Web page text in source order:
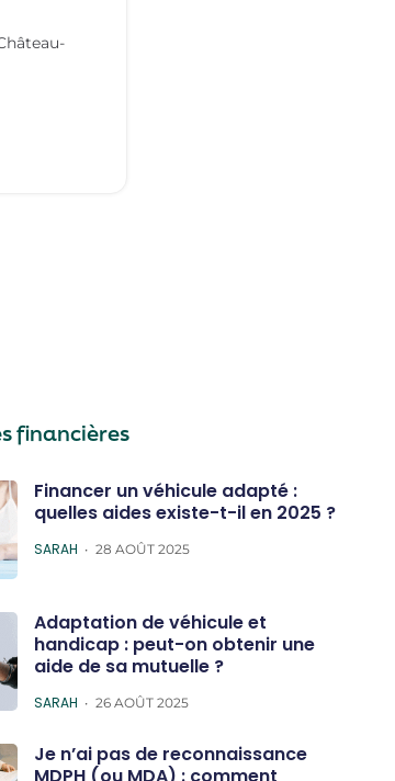
financières
Financer un véhicule adapté :
quelles aides existe-t-il en 2025 ?
POSTED
SARAH 28 AOÛT 2025
Adaptation de véhicule et
handicap : peut-on obtenir une
aide de sa mutuelle ?
POSTED
SARAH 26 AOÛT 2025
Je n’ai pas de reconnaissance
MDPH (ou MDA) : comment